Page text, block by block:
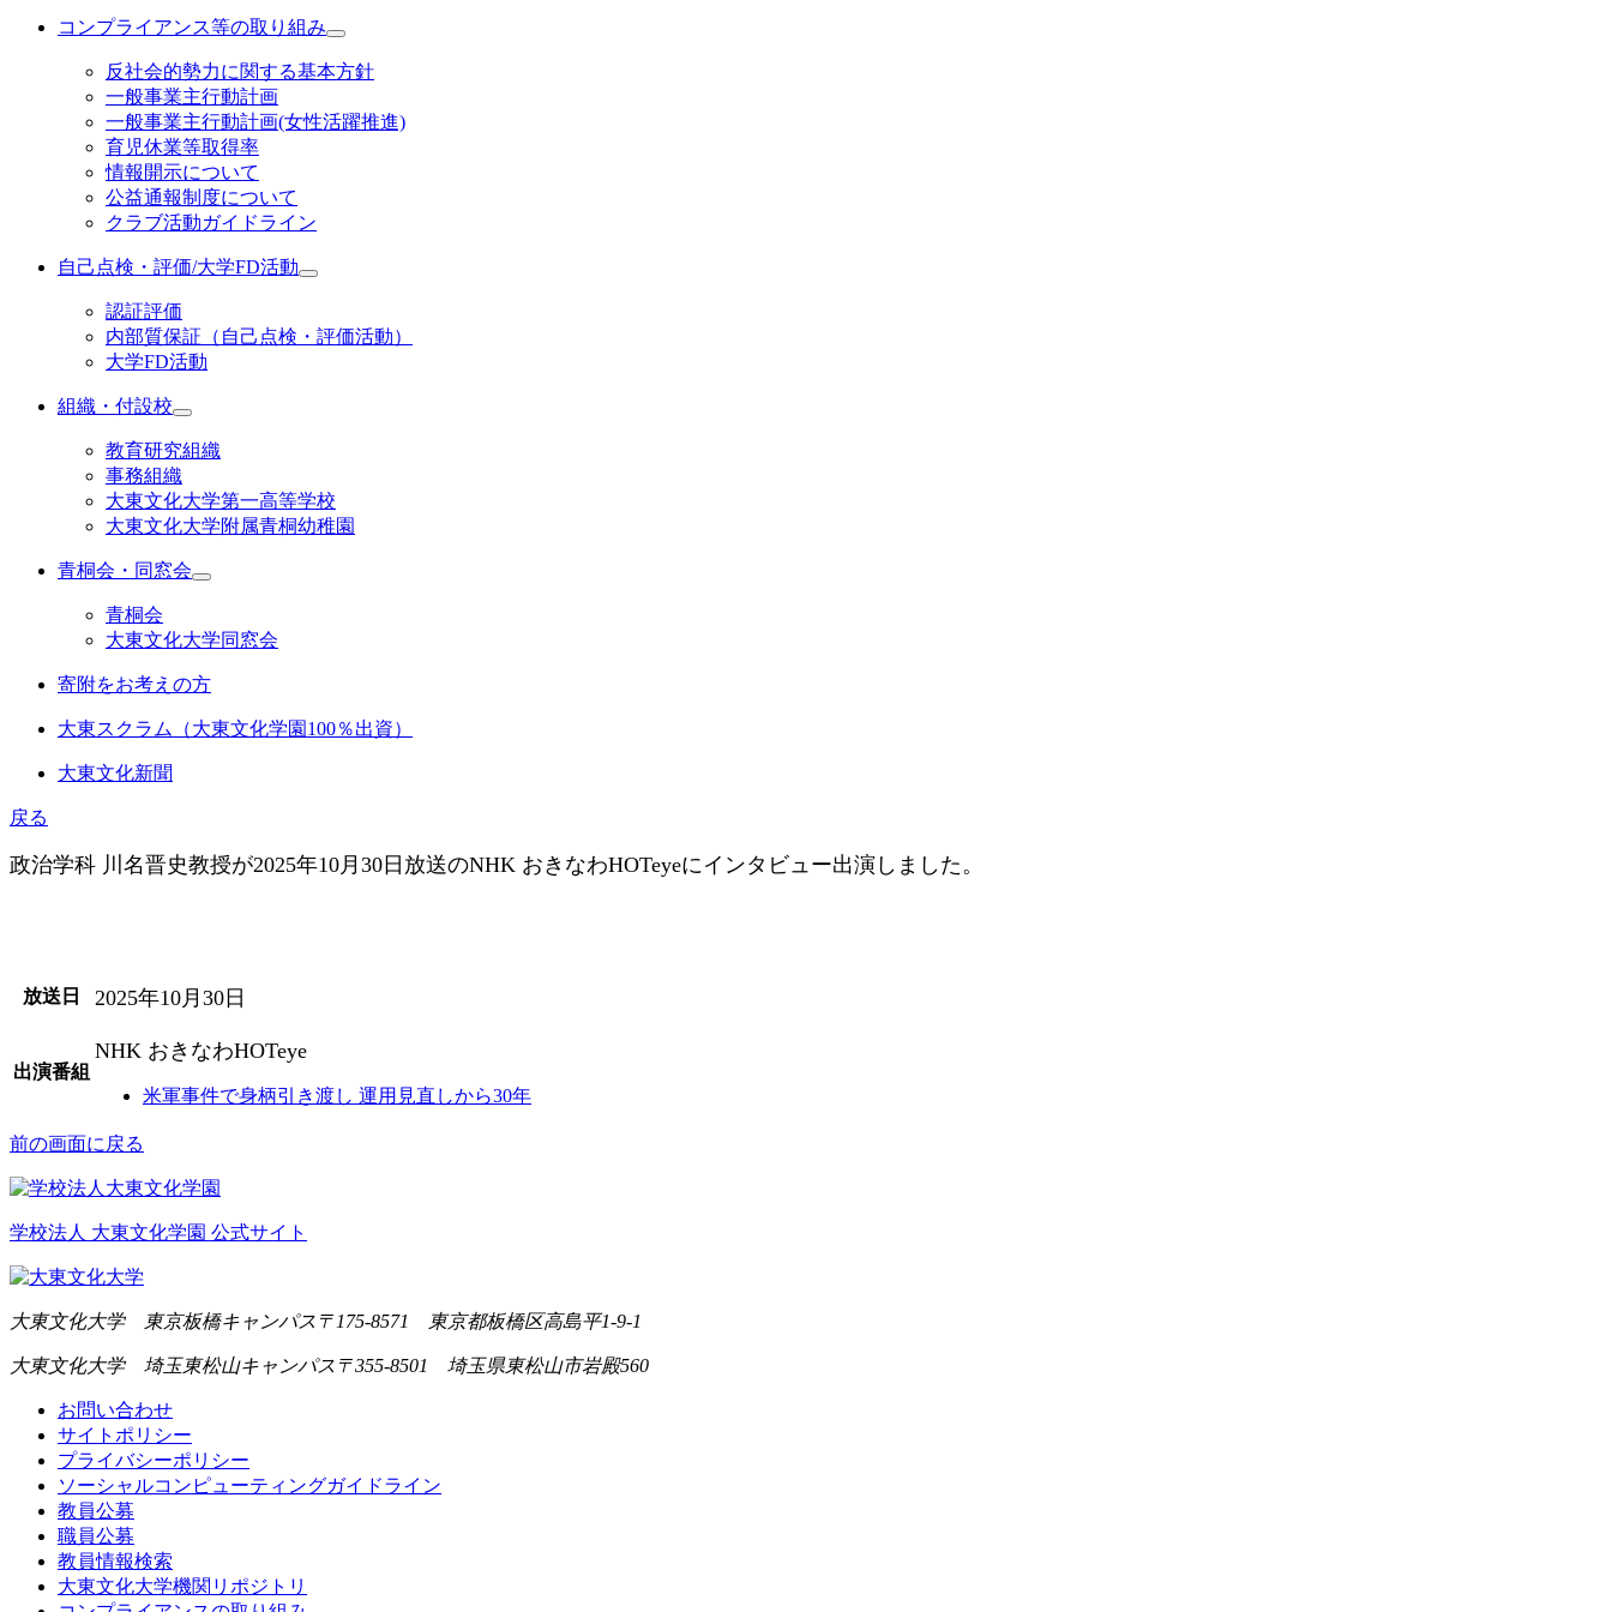
コンプライアンス等の取り組み
反社会的勢力に関する基本方針
一般事業主行動計画
一般事業主行動計画(女性活躍推進)
育児休業等取得率
情報開示について
公益通報制度について
クラブ活動ガイドライン
自己点検・評価/大学FD活動
認証評価
内部質保証（自己点検・評価活動）
大学FD活動
組織・付設校
教育研究組織
事務組織
大東文化大学第一高等学校
大東文化大学附属青桐幼稚園
青桐会・同窓会
青桐会
大東文化大学同窓会
寄附をお考えの方
大東スクラム（大東文化学園100％出資）
大東文化新聞
戻る
政治学科 川名晋史教授が2025年10月30日放送のNHK おきなわHOTeyeにインタビュー出演しました。
放送日 2025年10月30日
出演番組
NHK おきなわHOTeye
米軍事件で身柄引き渡し 運用見直しから30年
前の画面に戻る
学校法人 大東文化学園 公式サイト
大東文化大学 東京板橋キャンパス 〒175-8571 東京都板橋区高島平1-9-1
大東文化大学 埼玉東松山キャンパス 〒355-8501 埼玉県東松山市岩殿560
お問い合わせ
サイトポリシー
プライバシーポリシー
ソーシャルコンピューティングガイドライン
教員公募
職員公募
教員情報検索
大東文化大学機関リポジトリ